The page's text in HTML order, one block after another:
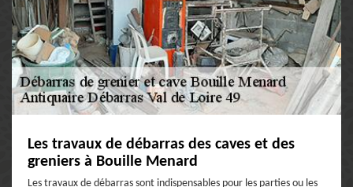
Les travaux de débarras des caves et des
greniers à Bouille Menard
Les travaux de débarras sont indispensables pour les parties ou les